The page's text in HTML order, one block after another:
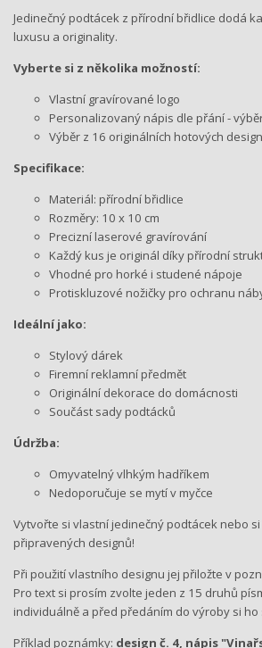
Jedinečný podtácek z přírodní břidlice dodá
luxusu a originality.
Vyberte si z několika možností:
Vlastní gravírované logo
Personalizovaný nápis dle přání -
Výběr z 16 originálních hotových
Specifikace:
Materiál: přírodní břidlice
Rozměry: 10 x 10 cm
Precizní laserové gravírování
Každý kus je originál díky přírodní
Vhodné pro horké i studené nápoje
Protiskluzové nožičky pro ochranu
Ideální jako:
Stylový dárek
Firemní reklamní předmět
Originální dekorace do domácnosti
Součást sady podtácků
Údržba:
Omyvatelný vlhkým hadříkem
Nedoporučuje se mytí v myčce
Vytvořte si vlastní jedinečný podtácek nebo
připravených designů!
Při použití vlastního designu jej přiložte v
Pro text si prosím zvolte jeden z 15 druhů
individuálně a před předáním do výroby si ho
Příklad poznámky: design č. 4, nápis